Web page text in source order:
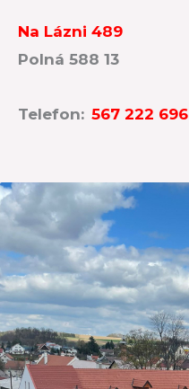
Na Lázni 489
Polná 588 13
Telefon: 567 222 696